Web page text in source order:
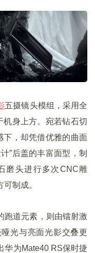
五摄镜头模组，采用全
机身上方。宛若钻石切
下，却凭借优雅的曲面
”后盖的丰富面型，制
磨头进行多次CNC雕
制成。
跑道元素，则由镭射激
光与亮面光影交叠更
华为Mate40 RS保时捷